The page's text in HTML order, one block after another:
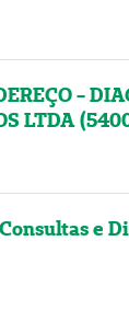
-
LTDA
e